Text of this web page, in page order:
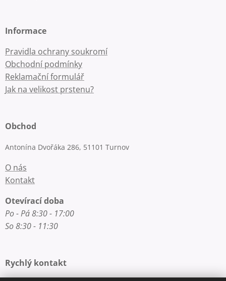
Informace
Pravidla ochrany soukromí
Obchodní podmínky
Reklamační formulář
Jak na velikost prstenu?
Obchod
Antonína Dvořáka 286, 51101 Turnov
O nás
Kontakt
Otevírací doba
Po - Pá 8:30 - 17:00
So 8:30 - 11:30
Rychlý kontakt